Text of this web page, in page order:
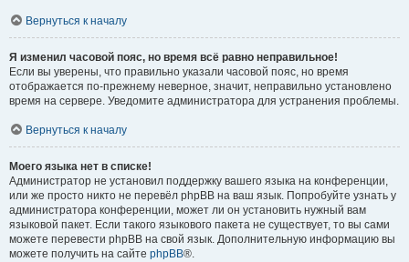
Вернуться к началу
Я изменил часовой пояс, но время всё равно неправильное!
Если вы уверены, что правильно указали часовой пояс, но время
отображается по-прежнему неверное, значит, неправильно установлено
время на сервере. Уведомите администратора для устранения проблемы.
Вернуться к началу
Моего языка нет в списке!
Администратор не установил поддержку вашего языка на конференции,
или же просто никто не перевёл phpBB на ваш язык. Попробуйте узнать у
администратора конференции, может ли он установить нужный вам
языковой пакет. Если такого языкового пакета не существует, то вы сами
можете перевести phpBB на свой язык. Дополнительную информацию вы
можете получить на сайте phpBB®.